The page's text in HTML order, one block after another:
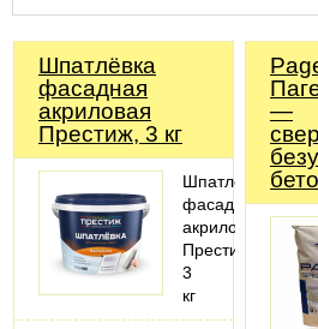
Шпатлёвка
фасадная
акриловая
Престиж, 3 кг
Шпатлёвка
фасадная
акриловая
Престиж,
3
кг
—